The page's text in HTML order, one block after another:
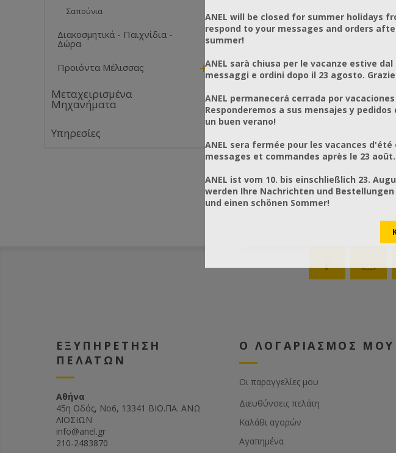
Σαπούνια
Διακοσμητικά - Παιχνίδια -
Δώρα
Προιόντα Μέλισσας
+
Μεταχειρισμένα
Μηχανήματα
Υπηρεσίες
ΕΞΥΠΗΡΕΤΗΣΗ
ΠΕΛΑΤΩΝ
Αθήνα
45η Οδός, Νο6, 13341 ΒΙΟ.ΠΑ. ΑΝΩ
ΛΙΟΣΙΩΝ
info@anel.gr
210-2483870
Ο ΛΟΓΑΡΙΑΣΜΟΣ ΜΟΥ
Οι παραγγελίες μου
Διευθύνσεις πελάτη
Καλάθι αγορών
Αγαπημένα
ANEL will be closed for summer holidays
respond to your messages and orders
summer!
ANEL sarà chiusa per le vacanze estive
messaggi e ordini dopo il 23 agosto.
ANEL permanecerá cerrada por
Responderemos a sus mensajes y
un buen verano!
ANEL sera fermée pour les vacances
messages et commandes après le 23
ANEL ist vom 10. bis einschließlich 23.
werden Ihre Nachrichten und
und einen schönen Sommer!